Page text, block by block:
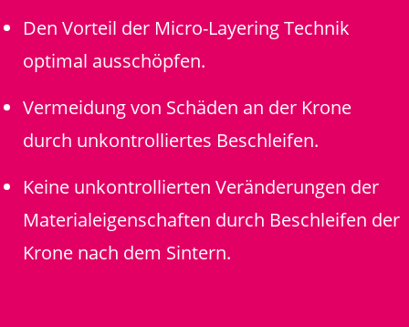
Den Vorteil der Micro-Layering Technik
optimal ausschöpfen.
Vermeidung von Schäden an der Krone
durch unkontrolliertes Beschleifen.
Keine unkontrollierten Veränderungen der
Materialeigenschaften durch Beschleifen der
Krone nach dem Sintern.